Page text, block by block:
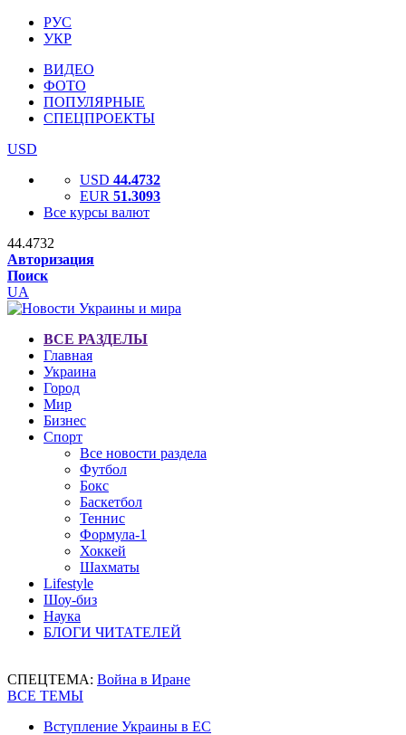
РУС
УКР
ВИДЕО
ФОТО
ПОПУЛЯРНЫЕ
СПЕЦПРОЕКТЫ
USD
USD 44.4732
EUR 51.3093
Все курсы валют
44.4732
Авторизация
Поиск
UA
ВСЕ РАЗДЕЛЫ
Главная
Украина
Город
Мир
Бизнес
Спорт
Все новости раздела
Футбол
Бокс
Баскетбол
Теннис
Формула-1
Хоккей
Шахматы
Lifestyle
Шоу-биз
Наука
БЛОГИ ЧИТАТЕЛЕЙ
СПЕЦТЕМА: Война в Иране
ВСЕ ТЕМЫ
Вступление Украины в ЕС